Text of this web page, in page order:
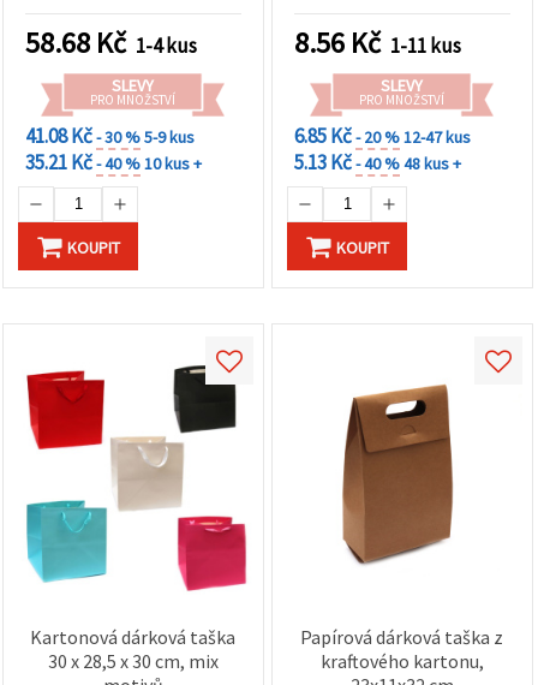
58.68 Kč 1-4 kus
SLEVY
PRO MNOŽSTVÍ
41.08 Kč- 30 %5-9 kus
35.21 Kč- 40 %10 kus +
KOUPIT
8.56 Kč 1-11 kus
SLEVY
PRO MNOŽSTVÍ
6.85 Kč- 20 %12-47 kus
5.13 Kč- 40 %48 kus +
KOUPIT
Kartonová dárková taška
30 x 28,5 x 30 cm, mix
Papírová dárková taška z
kraftového kartonu,